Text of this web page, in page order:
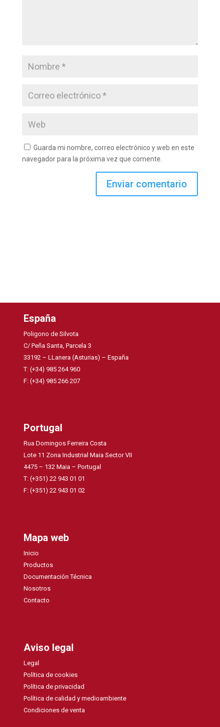
Guarda mi nombre, correo electrónico y web en este
navegador para la próxima vez que comente.
España
Poligono de Silvota
C/ Peña Santa, Parcela 3
33192 – LLanera (Asturias) – España
T: (+34) 985 264 960
F: (+34) 985 266 207
Portugal
Rua Domingos Ferreira Costa
Lote 11 Zona Industrial Maia Sector VII
4475 – 132 Maia – Portugal
T: (+351) 22 943 01 01
F: (+351) 22 943 01 02
Mapa web
Inicio
Productos
Documentación Técnica
Nosotros
Contacto
Aviso legal
Legal
Política de cookies
Política de privacidad
Política de calidad y medioambiente
Condiciones de venta